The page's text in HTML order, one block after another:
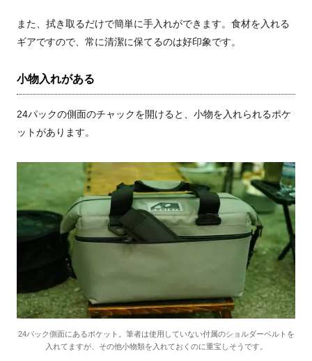
また、拭き取るだけで簡単に手入れができます。食材を入れる
ギアですので、常に清潔に保てるのは好印象です。
小物入れがある
24パックの側面のチャックを開けると、小物を入れられるポケ
ットがあります。
24パック側面にあるポケット。筆者は使用していない付属のショルダーベルトを
入れてますが、その他小物類を入れておくのに重宝しそうです。